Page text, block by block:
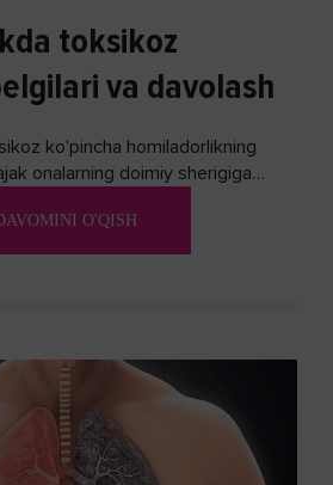
toksikoz
va davolash
ko'pincha homiladorlikning
onalarning doimiy sherigiga
O'QISH